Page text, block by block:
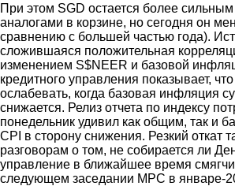
При этом SGD остается более
аналогами в корзине, но сегодня он
сравнению с большей частью года).
сложившаяся положительная
изменением S$NEER и базовой
кредитного управления показывает,
ослабевать, когда базовая инфляция
снижается. Релиз отчета по индексу
понедельник удивил как общим, так и
CPI в сторону снижения. Резкий откат
разговорам о том, не собирается ли
управление в ближайшее время
следующем заседании MPC в январе-